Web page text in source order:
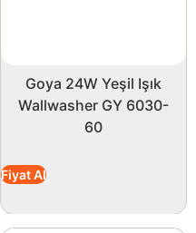
Goya 24W Yeşil Işık
Wallwasher GY 6030-
60
Fiyat Al